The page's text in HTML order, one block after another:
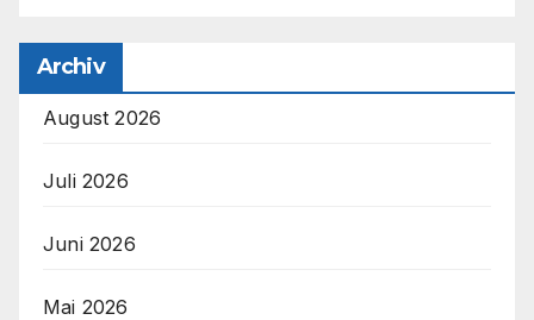
Archiv
August 2026
Juli 2026
Juni 2026
Mai 2026